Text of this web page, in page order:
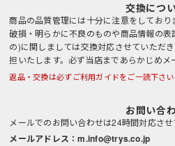
交換につ
商品の品質管理には十分に注意をしてお
破損・明らかに不良のものや商品情報の
の)に関しましては交換対応させていただ
担いたします。必ず当店まであらかじめメ
返品・交換は必ずご利用ガイドをご一読下さい
お問い合
メールでのお問い合わせは24時間対応させ
メールアドレス：m.info@trys.co.jp